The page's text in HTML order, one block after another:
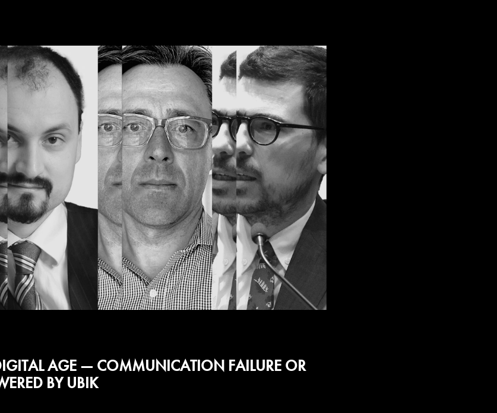
AGE — COMMUNICATION FAILURE OR
BY UBIK